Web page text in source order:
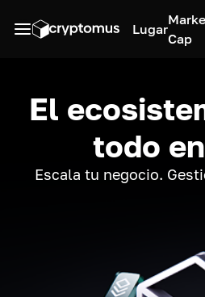
Lugar
Cap
El
todo
Escala tu negocio.